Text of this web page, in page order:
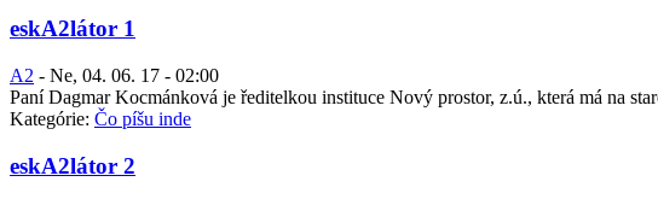
eskA2látor 1
A2 - Ne, 04. 06. 17 - 02:00
Paní Dagmar Kocmánková je ředitelkou instituce Nový prostor, z.ú., která má na
Kategórie: Čo píšu inde
eskA2látor 2